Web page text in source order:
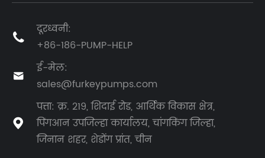

दूरध्वनी:
+86-186-PUMP-HELP

ई-मेल:
sales@furkeypumps.com

पत्ता: क्र. 219, शिदाई रोड, आर्थिक विकास क्षेत्र,
पिंगआन उपजिल्हा कार्यालय, चांगकिंग जिल्हा,
जिनान शहर, शेडोंग प्रांत, चीन